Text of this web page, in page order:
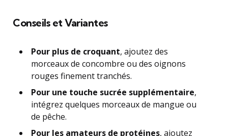
Conseils et Variantes
Pour plus de croquant, ajoutez des
morceaux de concombre ou des oignons
rouges finement tranchés.
Pour une touche sucrée supplémentaire,
intégrez quelques morceaux de mangue ou
de pêche.
Pour les amateurs de protéines, ajoutez